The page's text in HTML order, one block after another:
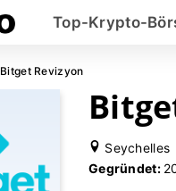
Top-Krypto-
Bitget Revizyon
Seychelles
Gegründet: